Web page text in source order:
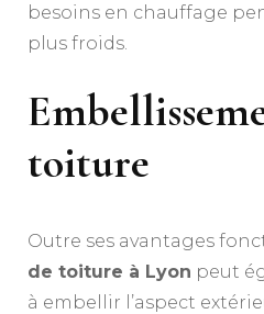
besoins en chauffage
plus froids.
toiture
Outre ses avantages
de toiture à Lyon peut
à embellir l’aspect